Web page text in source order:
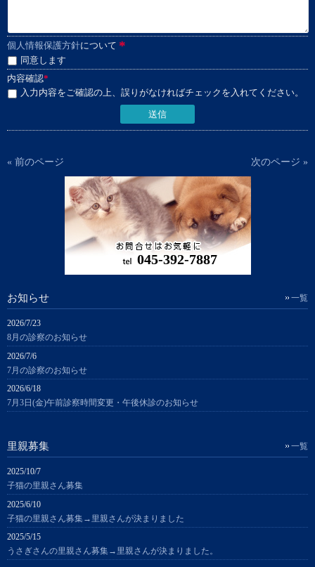
個人情報保護方針について *
同意します
内容確認*
入力内容をご確認の上、誤りがなければチェックを入れてください。
« 前のページ 次のページ »
045-392-7887
お知らせ 一覧
2026/7/23
8月の診察のお知らせ
2026/7/6
7月の診察のお知らせ
2026/6/18
7月3日(金)午前診察時間変更・午後休診のお知らせ
里親募集 一覧
2025/10/7
子猫の里親さん募集
2025/6/10
子猫の里親さん募集→里親さんが決まりました
2025/5/15
うさぎさんの里親さん募集→里親さんが決まりました。